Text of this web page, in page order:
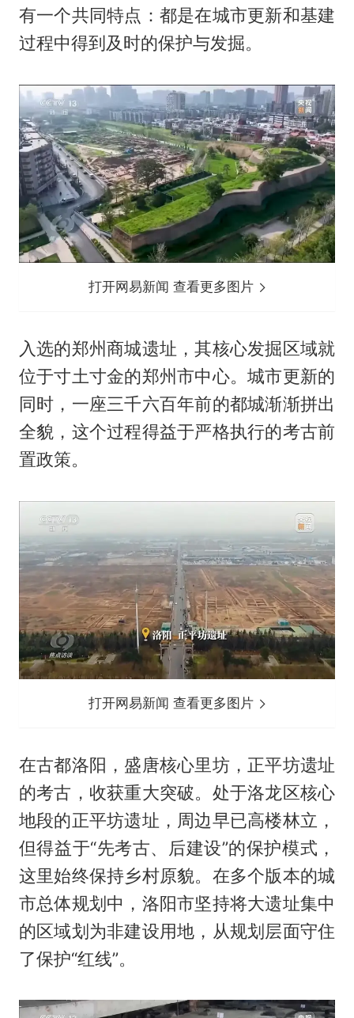
有一个共同特点：都是在城市更新和基建
过程中得到及时的保护与发掘。
打开网易新闻 查看更多图片
入选的郑州商城遗址，其核心发掘区域就
位于寸土寸金的郑州市中心。城市更新的
同时，一座三千六百年前的都城渐渐拼出
全貌，这个过程得益于严格执行的考古前
置政策。
打开网易新闻 查看更多图片
在古都洛阳，盛唐核心里坊，正平坊遗址
的考古，收获重大突破。处于洛龙区核心
地段的正平坊遗址，周边早已高楼林立，
但得益于“先考古、后建设”的保护模式，
这里始终保持乡村原貌。在多个版本的城
市总体规划中，洛阳市坚持将大遗址集中
的区域划为非建设用地，从规划层面守住
了保护“红线”。